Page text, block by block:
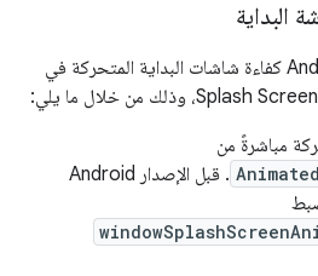
البداية
يحسّن نظام التشغيل Android 13 كفاءة شاشات البداية المتحركة في
مباشرةً من
. قبل الإصدار Android